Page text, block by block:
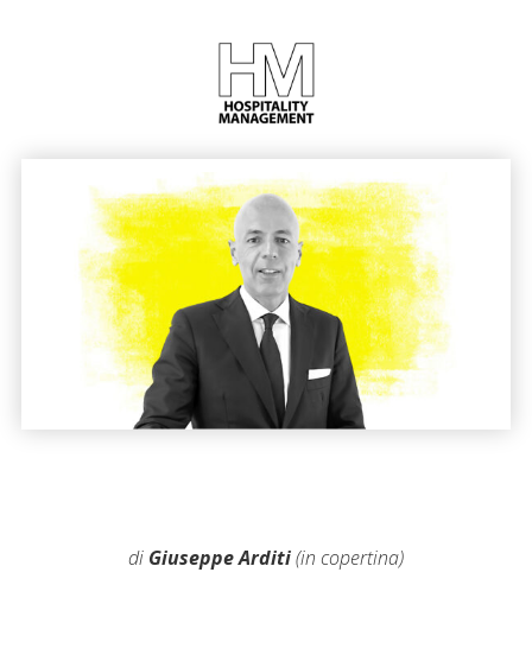
di Giuseppe Arditi(in copertina)